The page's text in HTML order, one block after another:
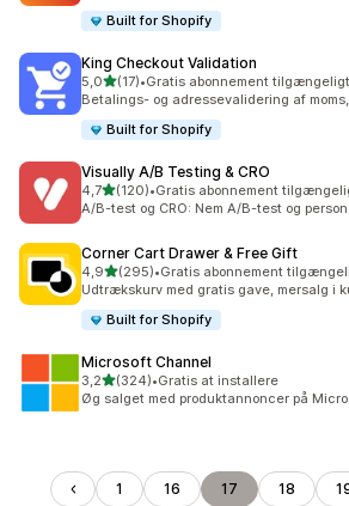
Built for Shopify
King Checkout Validation
5,0ud af 5 stjerner
(17)
17 anmeldelser i alt
•Gratis abonnement tilgængeligt
Betalings- og adressevalidering af
Built for Shopify
Visually A/B Testing & CRO
4,7ud af 5 stjerner
(120)
120 anmeldelser i alt
•Gratis abonnement
A/B-test og CRO: Nem A/B-test og
Corner Cart Drawer & Free Gift
4,9ud af 5 stjerner
(295)
295 anmeldelser i alt
•Gratis abonnement
Udtrækskurv med gratis gave, mersalg i
Built for Shopify
Microsoft Channel
3,2ud af 5 stjerner
(324)
324 anmeldelser i alt
•Gratis at installere
Øg salget med produktannoncer på
1 16 17 18